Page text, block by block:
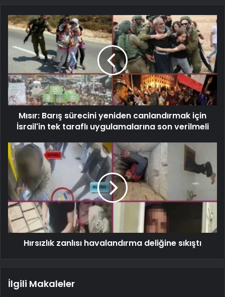
Mısır: Barış sürecini yeniden canlandırmak için
İsrail'in tek taraflı uygulamalarına son verilmeli
Hırsızlık zanlısı havalandırma deliğine sıkıştı
İlgili Makaleler